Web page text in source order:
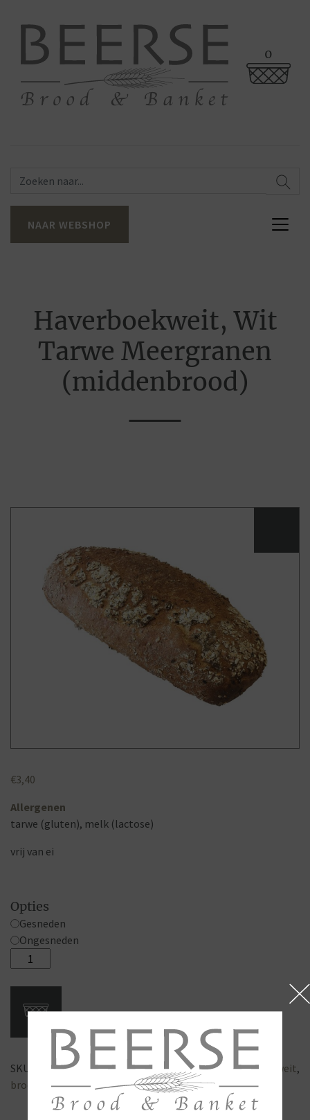
0
NAAR WEBSHOP
Haverboekweit, Wit
Tarwe Meergranen
(middenbrood)
€3,40
Allergenen
tarwe (gluten), melk (lactose)
vrij van ei
Opties
Gesneden
Ongesneden
Haverboekweit,
Wit
Tarwe
Meergranen
aantal
SKU: 2157Categorie:Brood & BroodjesTags:afbak,boekweit,
brood
haver